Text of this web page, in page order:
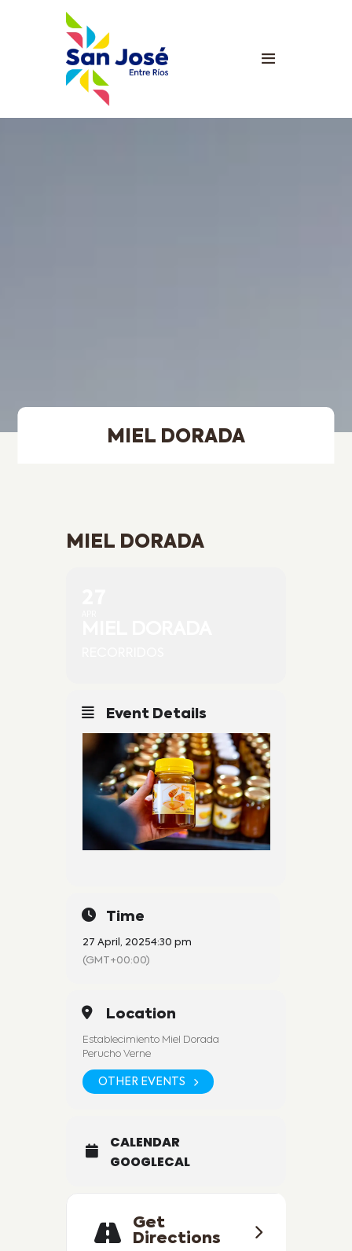
MIEL DORADA
MIEL DORADA
Event Details
Time
27 April, 20254:30 pm
(GMT+00:00)
Location
Establecimiento Miel Dorada
Perucho Verne
OTHER EVENTS
CALENDAR
GOOGLECAL
Get
Directions